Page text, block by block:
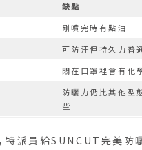
缺點
剛噴完時有點油
可防汗但持久力普
悶在口罩裡會有化
防曬力仍比其他型
些
特派員給SUNCUT完美防